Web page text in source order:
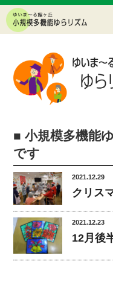
■ 小規模多機能
です
2021.12.29
クリス
2021.12.23
12月後